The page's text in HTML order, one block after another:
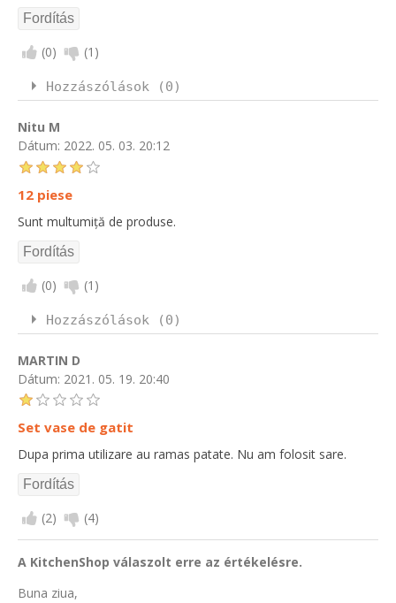
(0) (1 )
Hozzászólások (0)
Nitu M
Dátum: 2022. 05. 03. 20:12
12 piese
Sunt multumiță de produse.
(0) (1 )
Hozzászólások (0)
MARTIN D
Dátum: 2021. 05. 19. 20:40
Set vase de gatit
Dupa prima utilizare au ramas patate. Nu am folosit sare.
(2) (4)
A KitchenShop válaszolt erre az értékelésre.
Buna ziua,